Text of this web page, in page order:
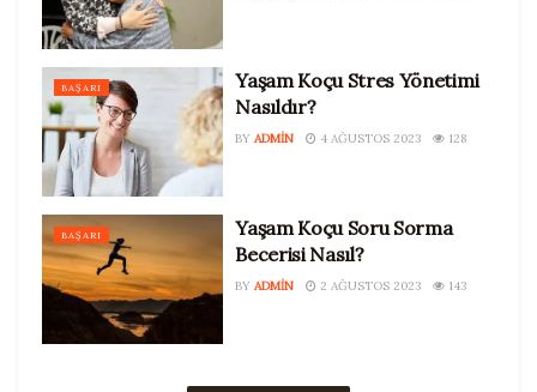
Tags: İlişki Koçu Ne İş Yapar
ilişki koçu nedir
İlişki Koçunun Faydaları Nelerdir
Kişisel Gelişim Videoları
BAŞARI
Yaşam Koçu Stres Yönetimi
Nasıldır?
BY ADMIN 4 AĞUSTOS 2023 128
BAŞARI
Yaşam Koçu Soru Sorma
Becerisi Nasıl?
BY ADMIN 2 AĞUSTOS 2023 143